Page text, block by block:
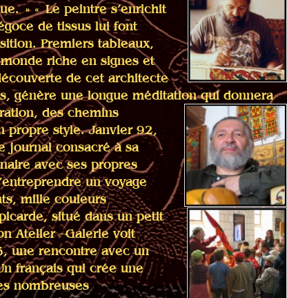
» « Le peintre s’enrichit
de tissus lui font
Premiers tableaux,
riche en signes et
de cet architecte
génère une longue méditation qui donnera
des chemins
propre style. Janvier 92,
journal consacré à sa
avec ses propres
un voyage
mille couleurs
situé dans un petit
Atelier –Galerie voit
une rencontre avec un
français qui crée une
nombreuses